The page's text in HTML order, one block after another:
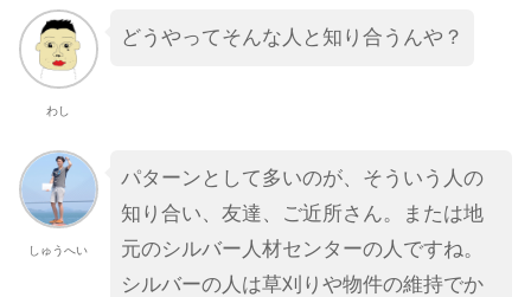
わし
どうやってそんな人と知り合うんや？
しゅうへい
パターンとして多いのが、そういう人の
知り合い、友達、ご近所さん。または地
元のシルバー人材センターの人ですね。
シルバーの人は草刈りや物件の維持でか